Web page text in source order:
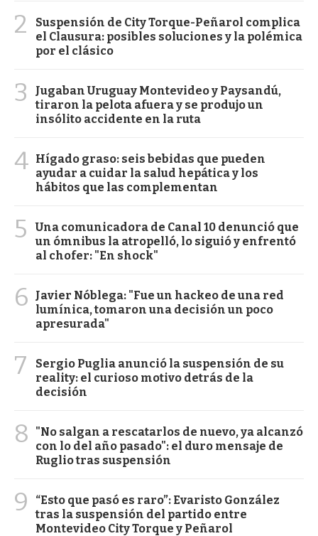
2
Suspensión de City Torque-Peñarol complica
el Clausura: posibles soluciones y la polémica
por el clásico
3
Jugaban Uruguay Montevideo y Paysandú,
tiraron la pelota afuera y se produjo un
insólito accidente en la ruta
4 Hígado graso: seis bebidas que pueden
ayudar a cuidar la salud hepática y los
hábitos que las complementan
5
Una comunicadora de Canal 10 denunció que
un ómnibus la atropelló, lo siguió y enfrentó
al chofer: "En shock"
6
Javier Nóblega: "Fue un hackeo de una red
lumínica, tomaron una decisión un poco
apresurada"
7
Sergio Puglia anunció la suspensión de su
reality: el curioso motivo detrás de la
decisión
8
"No salgan a rescatarlos de nuevo, ya alcanzó
con lo del año pasado": el duro mensaje de
Ruglio tras suspensión
9
“Esto que pasó es raro”: Evaristo González
tras la suspensión del partido entre
Montevideo City Torque y Peñarol